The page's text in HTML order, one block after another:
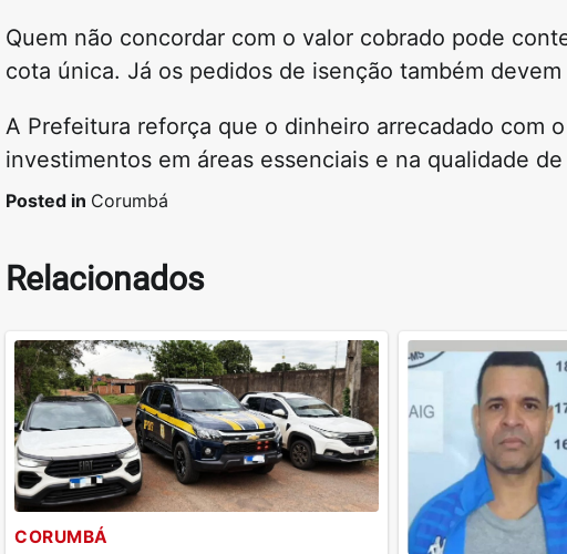
Quem não concordar com o valor cobrado pode
cota única. Já os pedidos de isenção também
A Prefeitura reforça que o dinheiro arrecadado com
investimentos em áreas essenciais e na qualidade
Posted in Corumbá
Relacionados
CORUMBÁ